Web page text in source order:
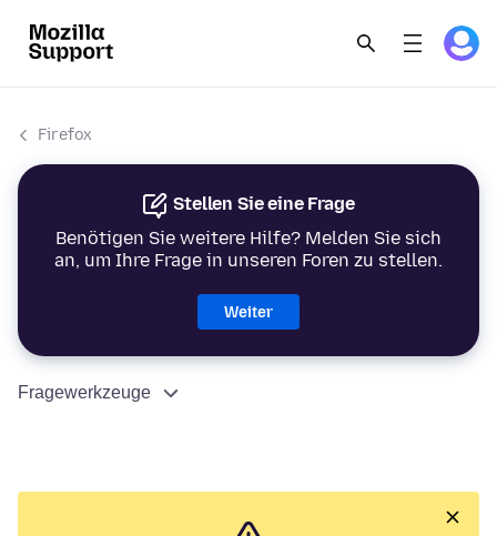
Firefox
Stellen Sie eine Frage
Benötigen Sie weitere Hilfe? Melden Sie sich
an, um Ihre Frage in unseren Foren zu stellen.
Weiter
Fragewerkzeuge